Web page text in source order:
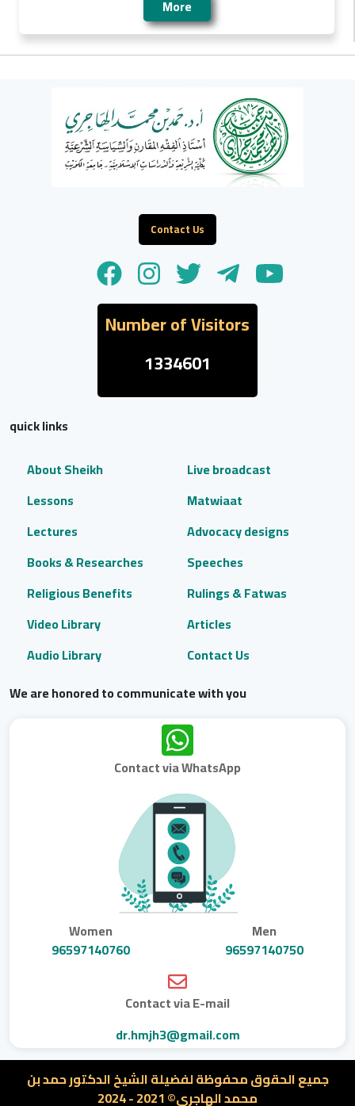
More
Contact Us
Number of Visitors
1334601
quick links
About Sheikh
Live broadcast
Lessons
Matwiaat
Lectures
Advocacy designs
Books & Researches
Speeches
Religious Benefits
Rulings & Fatwas
Video Library
Articles
Audio Library
Contact Us
We are honored to communicate with you
Contact via WhatsApp
Women
96597140760
Men
96597140750
Contact via E-mail
dr.hmjh3@gmail.com
جميع الحقوق محفوظة لفضيلة الشيخ الدكتور حمد بن
محمد الهاجرى© 2021 - 2024